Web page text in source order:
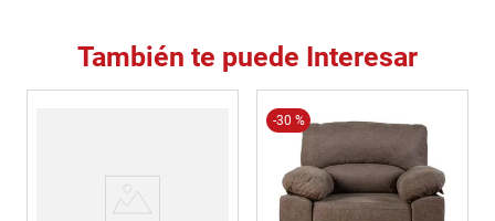
También te puede Interesar
-30 %